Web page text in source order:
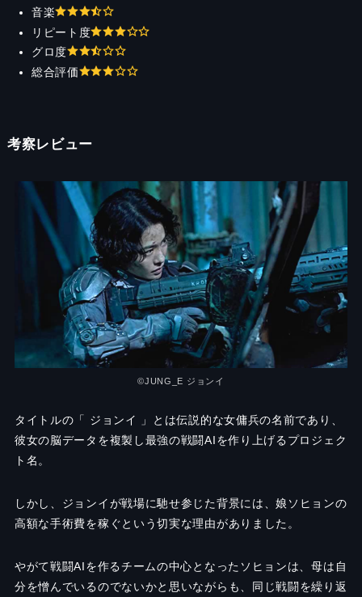
音楽
リピート度
グロ度
総合評価
考察レビュー
©︎JUNG_E ジョンイ
タイトルの「 ジョンイ 」とは伝説的な女傭兵の名前であり、
彼女の脳データを複製し最強の戦闘AIを作り上げるプロジェク
ト名。
しかし、ジョンイが戦場に馳せ参じた背景には、娘ソヒョンの
高額な手術費を稼ぐという切実な理由がありました。
やがて戦闘AIを作るチームの中心となったソヒョンは、母は自
分を憎んでいるのでないかと思いながらも、同じ戦闘を繰り返